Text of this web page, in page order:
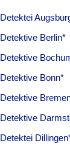
Detektei
Detektive Berlin*
Detektive
Detektive Bonn*
Detektive
Detektive
Detektei